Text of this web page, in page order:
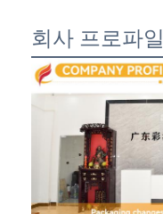
회사 프로파일